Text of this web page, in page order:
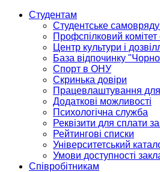
Студентам
Студентське
Профспілковий комітет
Центр культури і
База відпочинку
Спорт в ОНУ
Скринька довіри
Працевлаштування для
Додаткові можливості
Психологічна служба
Реквізити для сплати
Рейтингові списки
Університетський
Умови доступності
Співробітникам